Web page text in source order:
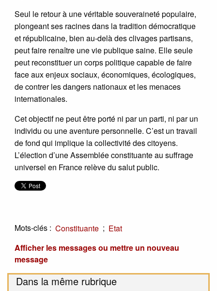
Seul le retour à une véritable souveraineté populaire,
plongeant ses racines dans la tradition démocratique
et républicaine, bien au-delà des clivages partisans,
peut faire renaître une vie publique saine. Elle seule
peut reconstituer un corps politique capable de faire
face aux enjeux sociaux, économiques, écologiques,
de contrer les dangers nationaux et les menaces
internationales.
Cet objectif ne peut être porté ni par un parti, ni par un
individu ou une aventure personnelle. C’est un travail
de fond qui implique la collectivité des citoyens.
L’élection d’une Assemblée constituante au suffrage
universel en France relève du salut public.
Mots-clés : Constituante ; Etat
Afficher les messages ou mettre un nouveau
message
Dans la même rubrique